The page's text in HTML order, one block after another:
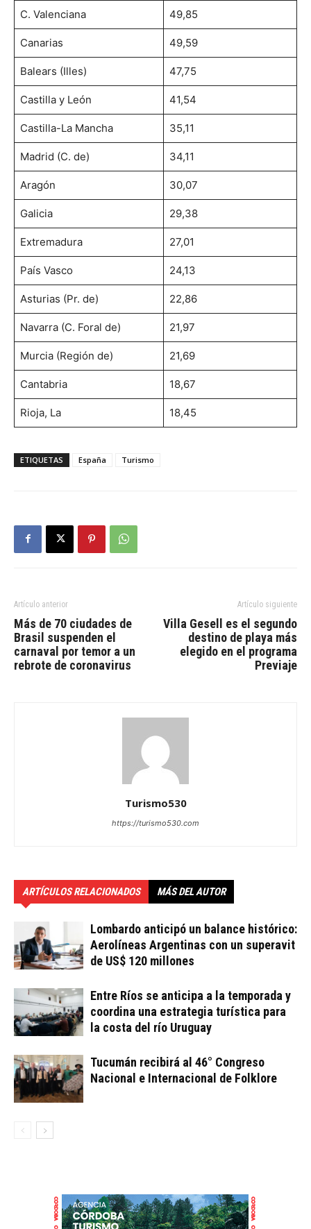
C. Valenciana 49,85
Canarias 49,59
Balears (Illes) 47,75
Castilla y León 41,54
Castilla-La Mancha 35,11
Madrid (C. de) 34,11
Aragón 30,07
Galicia 29,38
Extremadura 27,01
País Vasco 24,13
Asturias (Pr. de) 22,86
Navarra (C. Foral de) 21,97
Murcia (Región de) 21,69
Cantabria 18,67
Rioja, La 18,45
ETIQUETAS España Turismo
Artículo anterior
Más de 70 ciudades de
Brasil suspenden el
carnaval por temor a un
rebrote de coronavirus
Artículo siguiente
Villa Gesell es el segundo
destino de playa más
elegido en el programa
Previaje
Turismo530
https://turismo530.com
ARTÍCULOS RELACIONADOS MÁS DEL AUTOR
Lombardo anticipó un balance histórico:
Aerolíneas Argentinas con un superavit
de US$ 120 millones
Entre Ríos se anticipa a la temporada y
coordina una estrategia turística para
la costa del río Uruguay
Tucumán recibirá al 46° Congreso
Nacional e Internacional de Folklore